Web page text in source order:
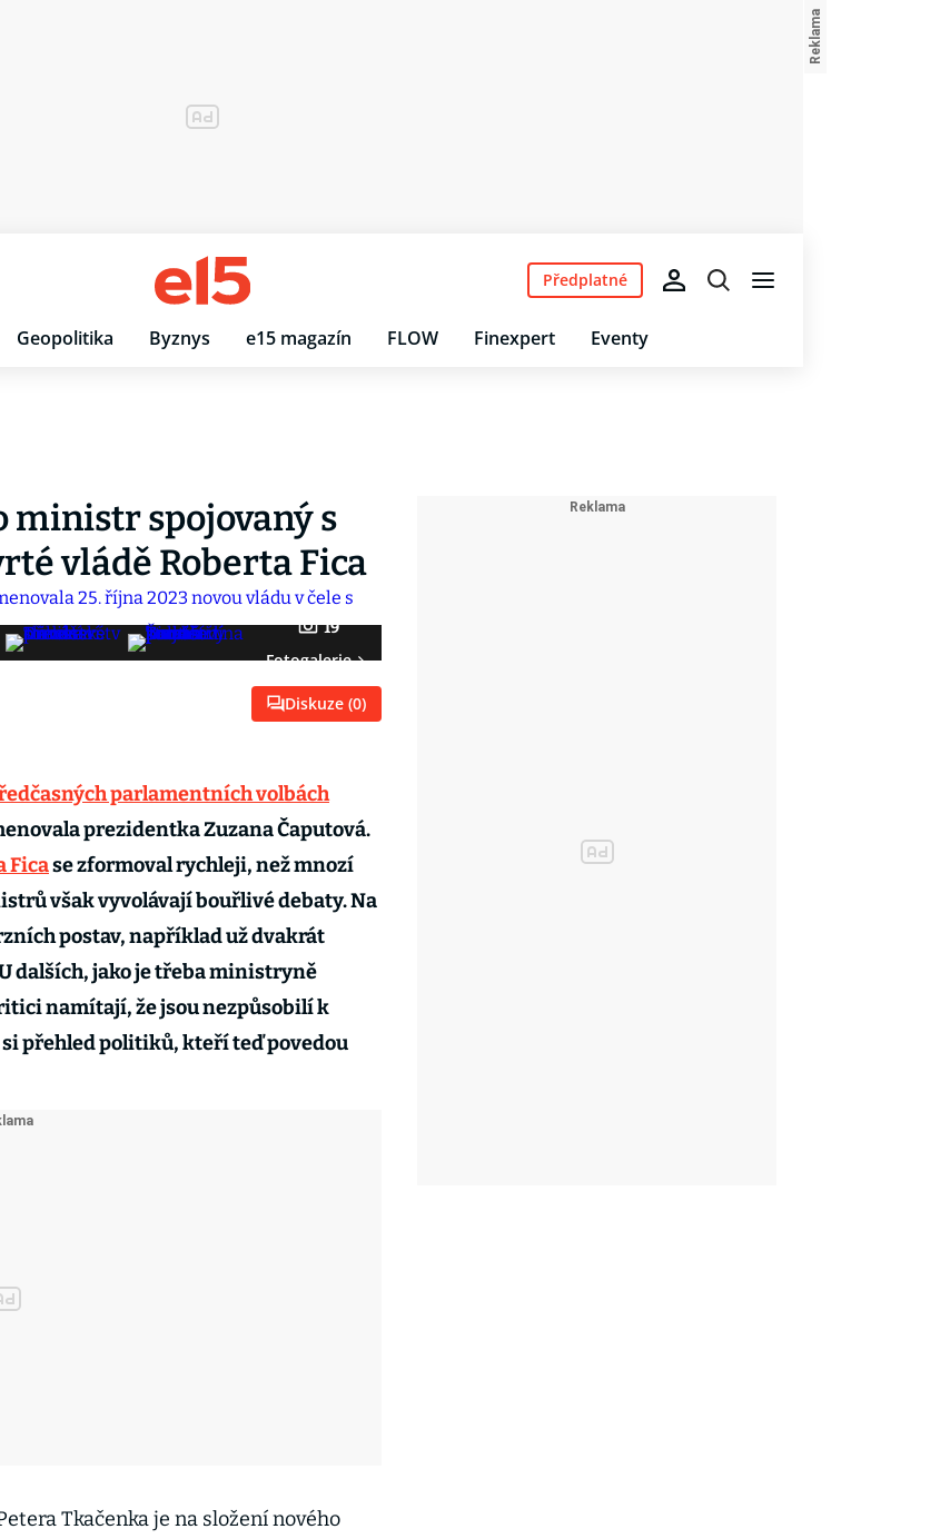
Geopolitika Byznys e15 magazín FLOW Finexpert Eventy
Předplatné
spojovaný s
vládě Roberta Fica
19
Fotogalerie
Diskuze (0)
parlamentních volbách
prezidentka Zuzana Čaputová.
Ficase zformoval rychleji, než mnozí
však vyvolávají bouřlivé debaty. Na
postav, například už dvakrát
dalších, jako je třeba ministryně
namítají, že jsou nezpůsobilí k
přehled politiků, kteří teď povedou
Tkačenka je na složení nového